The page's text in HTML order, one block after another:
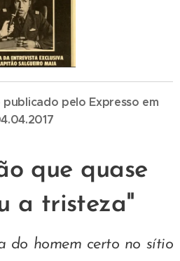
pelo Expresso em
que quase
a tristeza"
do homem certo no sítio